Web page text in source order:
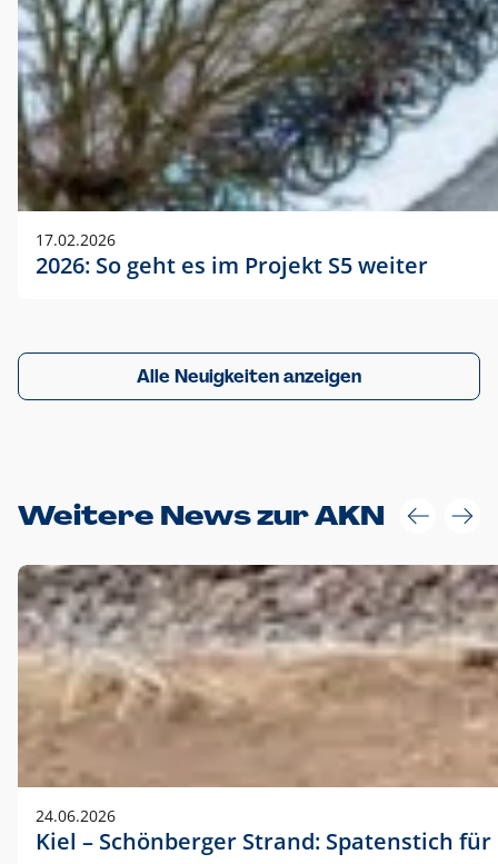
17.02.2026
2026: So geht es im Projekt S5 weiter
Alle Neuigkeiten anzeigen
Weitere News zur AKN
24.06.2026
Kiel – Schönberger Strand: Spatenstich